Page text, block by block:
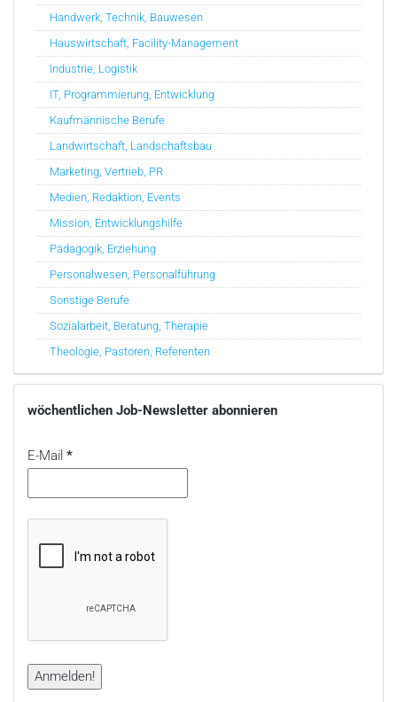
Handwerk, Technik, Bauwesen
Hauswirtschaft, Facility-Management
Industrie, Logistik
IT, Programmierung, Entwicklung
Kaufmännische Berufe
Landwirtschaft, Landschaftsbau
Marketing, Vertrieb, PR
Medien, Redaktion, Events
Mission, Entwicklungshilfe
Pädagogik, Erziehung
Personalwesen, Personalführung
Sonstige Berufe
Sozialarbeit, Beratung, Therapie
Theologie, Pastoren, Referenten
wöchentlichen Job-Newsletter abonnieren
E-Mail *